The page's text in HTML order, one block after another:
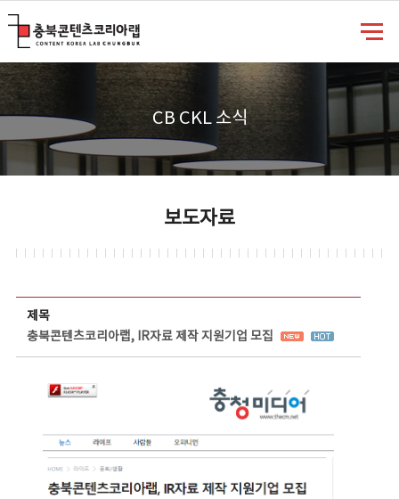
CB CKL 소식
보도자료
제목
충북콘텐츠코리아랩, IR자료 제작 지원기업 모집